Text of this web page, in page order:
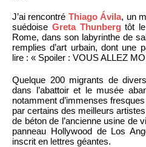
J’ai rencontré Thiago Ávila, un
suédoise Greta Thunbergtôt le
Rome, dans son labyrinthe de
remplies d’art urbain, dont une
lire : « Spoiler : VOUS ALLEZ
Quelque 200 migrants de
dans l’abattoir et le musée
notamment d’immenses
par certains des meilleurs
de béton de l’ancienne usine de
panneau Hollywood de Los
inscrit en lettres géantes.